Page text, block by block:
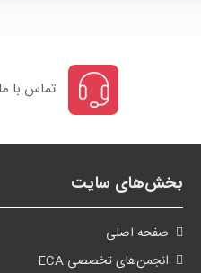
تماس با
بخش‌های سایت
صفحه اصلی
انجمن‌های تخصصی ECA